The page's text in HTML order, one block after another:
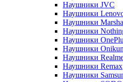
Наушники JVC
Наушники
Наушники
Наушники
Наушники
Наушники
Наушники
Наушники Remax
Наушники